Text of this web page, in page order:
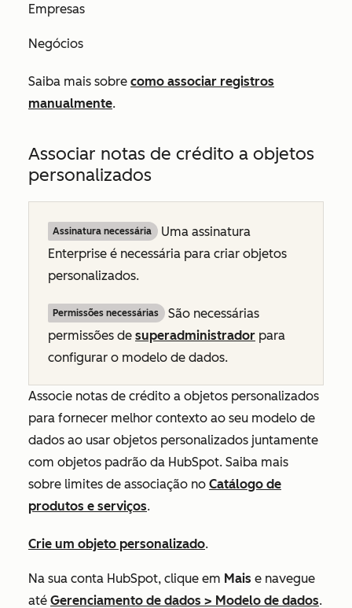
Empresas
Negócios
Saiba mais sobre como associar registros
manualmente.
Associar notas de crédito a objetos
personalizados
Assinatura necessária
Uma assinatura
Enterprise é necessária para criar objetos
personalizados.
Permissões necessárias
São necessárias
permissões de superadministrador para
configurar o modelo de dados.
Associe notas de crédito a objetos personalizados
para fornecer melhor contexto ao seu modelo de
dados ao usar objetos personalizados juntamente
com objetos padrão da HubSpot. Saiba mais
sobre limites de associação no Catálogo de
produtos e serviços.
Crie um objeto personalizado.
Na sua conta HubSpot, clique em Mais e navegue
até Gerenciamento de dados > Modelo de dados.